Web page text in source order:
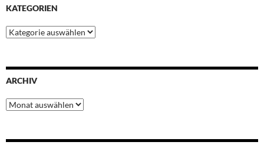
KATEGORIEN
Kategorien
ARCHIV
Archiv